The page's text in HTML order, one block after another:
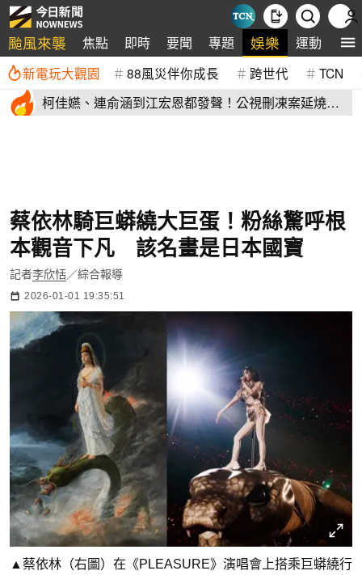
颱風來襲 焦點 即時 要聞 專題 娛樂 運動 全
新電玩大觀園 88風災伴你成長 跨世代 TCN
柯佳嬿、連俞涵到江宏恩都發聲！公視刪凍案延燒
蔡依林騎巨蟒繞大巨蛋！粉絲驚呼根
本觀音下凡 該名畫是日本國寶
記者李欣恬／綜合報導
2026-01-01 19:35:51
▲蔡依林（右圖）在《PLEASURE》演唱會上搭乘巨蟒繞行